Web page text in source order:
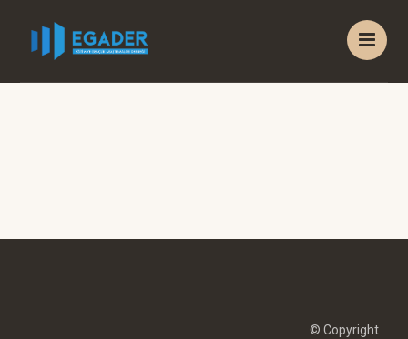
© Copyright